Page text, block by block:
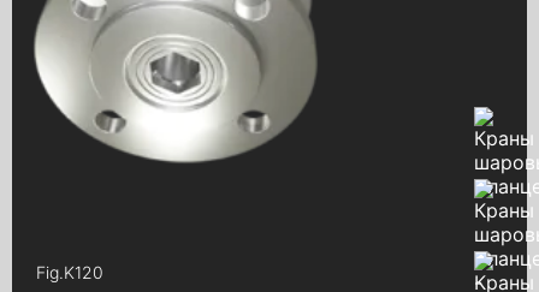
Электроприводы
Пневмоприводы
Редукторы червячные
Электромагнитные клапаны
Фитинги резьбовые
Fig.K120